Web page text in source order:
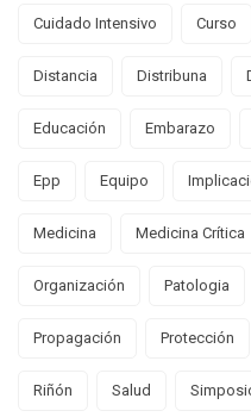
Cuidado Intensivo Curso
Distancia Distribuna
Educación Embarazo
Epp Equipo
Medicina Medicina Crítica
Organización Patologia
Propagación Protección
Riñón Salud